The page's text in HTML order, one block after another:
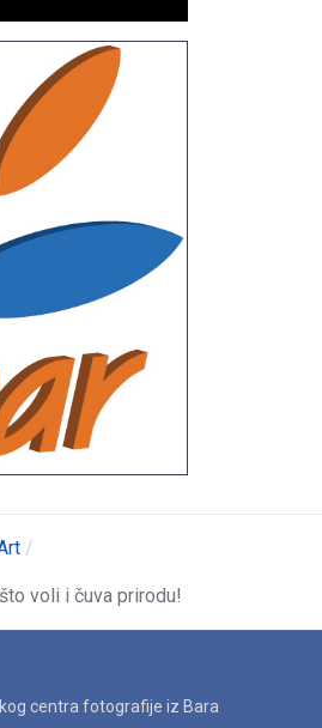
voli i čuva prirodu!
centra fotografije iz Bara